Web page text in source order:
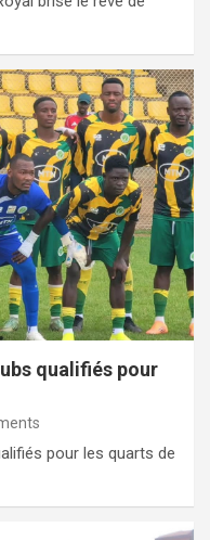
qualifiés pour
pour les quarts de